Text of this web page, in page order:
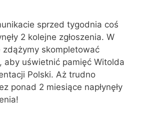
sprzed tygodnia coś
2 kolejne zgłoszenia. W
skompletować
aby uświetnić pamięć Witolda
Polski. Aż trudno
ponad 2 miesiące napłynęły